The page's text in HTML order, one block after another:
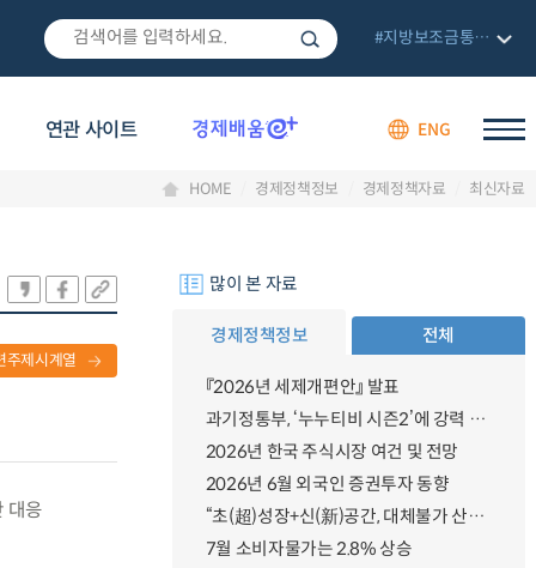
연관 사이트 ENG
#지방보조금통합관리망
HOME 경제정책정보 경제정책자료 최신자료
주제시계열
대응
많이 본 자료
경제정책정보 전체
『2026년 세제개편안』 발표
과기정통부, ‘누누티비 시즌2’에 강력 대응 의지 밝혀
2026년 한국 주식시장 여건 및 전망
2026년 6월 외국인 증권투자 동향
“초(超)성장+신(新)공간, 대체불가 산업강국”
7월 소비자물가는 2.8% 상승